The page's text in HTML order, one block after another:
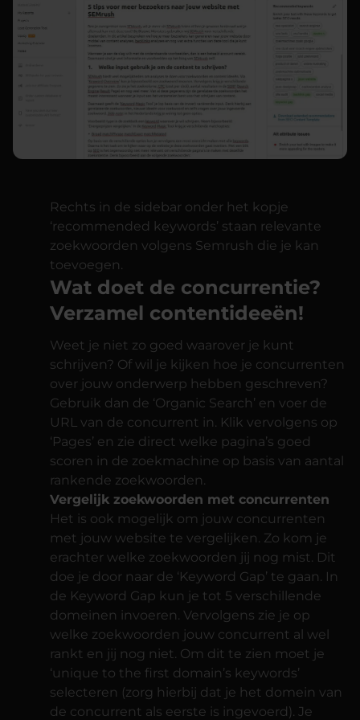
Rechts in de sidebar onder het kopje
‘recommended keywords’ staan relevante
zoekwoorden volgens Semrush die je kan
toevoegen.
Wat doet de concurrentie?
Verzamel contentideeën!
Weet je niet zo goed waarover je kunt
schrijven? Of wil je kijken hoe je concurrenten
over jouw onderwerp hebben geschreven?
Gebruik dan de ‘Organic Search’ en voer de
URL van de concurrent in. Klik vervolgens op
‘Pages’ en zie direct welke pagina’s goed
scoren in de zoekmachine op basis van aantal
rankende zoekwoorden.
Vergelijk zoekwoorden met concurrenten
Het is ook mogelijk om jouw concurrenten
met jouw website te vergelijken. Zo kom je
erachter welke zoekwoorden jij nog mist. Dit
doe je door naar de ‘Keyword Gap’ te gaan. In
de Keyword Gap kun je tot 5 verschillende
domeinen invoeren. Vervolgens zie je op
welke zoekwoorden jouw concurrent al wel
rankt en jij nog niet. Om dit te zien moet je
‘unique to the first domain’s keywords’
selecteren (zorg hierbij dat je het domein van
de concurrent als eerste is ingevoerd). Je